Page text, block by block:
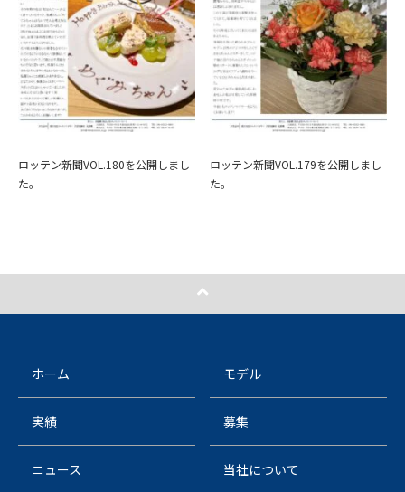
ロッテン新聞VOL.180を公開しまし
た。
ロッテン新聞VOL.179を公開しまし
た。
ホーム モデル
実績 募集
ニュース 当社について